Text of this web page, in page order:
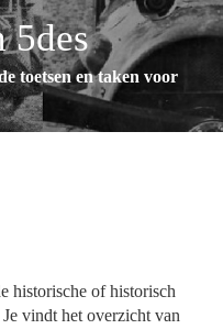
5des
toetsen en taken voor
historische of historisch
vindt het overzicht van